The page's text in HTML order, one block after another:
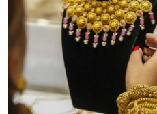
Spirituality
Politics